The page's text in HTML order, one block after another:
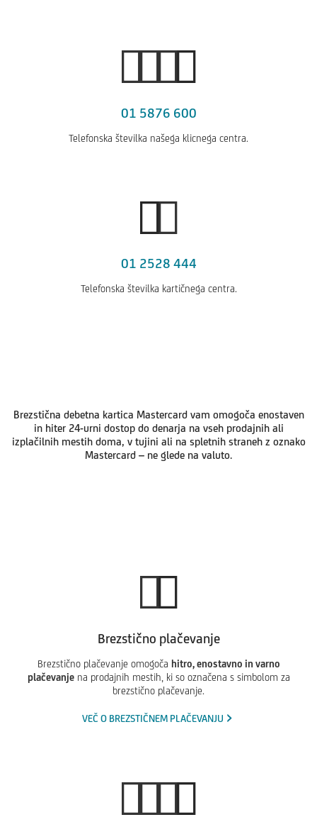
01 5876 600
Telefonska številka našega klicnega centra.
01 2528 444
Telefonska številka kartičnega centra.
Brezstična debetna kartica Mastercard vam omogoča enostaven
in hiter 24-urni dostop do denarja na vseh prodajnih ali
izplačilnih mestih doma, v tujini ali na spletnih straneh z oznako
Mastercard – ne glede na valuto.
Brezstično plačevanje
Brezstično plačevanje omogoča hitro, enostavno in varno
plačevanjena prodajnih mestih, ki so označena s simbolom za
brezstično plačevanje.
VEČ O BREZSTIČNEM PLAČEVANJU